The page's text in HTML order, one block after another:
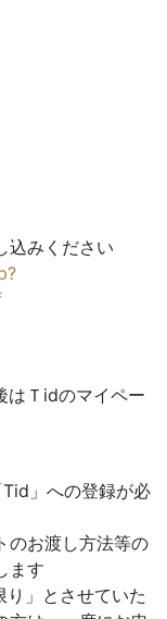
込みください
はＴidのマイペー
Tid」への登録が必
のお渡し方法等の
ます
り」とさせていた